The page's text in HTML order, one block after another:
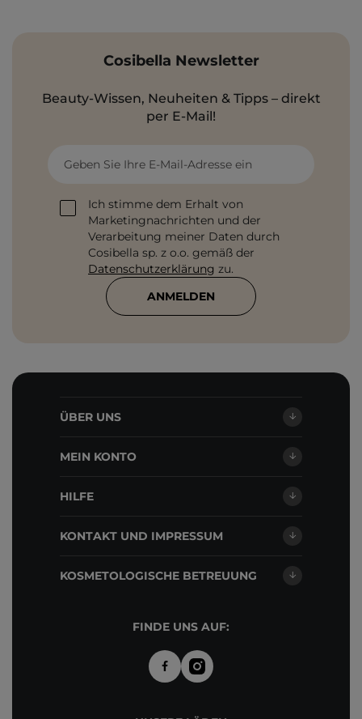
Cosibella Newsletter
Beauty-Wissen, Neuheiten & Tipps – direkt
per E-Mail!
Geben Sie Ihre E-Mail-Adresse ein
Ich stimme dem Erhalt von
Marketingnachrichten und der
Verarbeitung meiner Daten durch
Cosibella sp. z o.o. gemäß der
Datenschutzerklärung zu.
ANMELDEN
ÜBER UNS
MEIN KONTO
HILFE
KONTAKT UND IMPRESSUM
KOSMETOLOGISCHE BETREUUNG
FINDE UNS AUF: